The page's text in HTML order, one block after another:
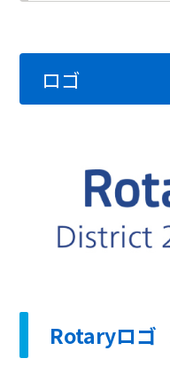
ロゴ
Rotaryロゴ